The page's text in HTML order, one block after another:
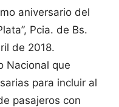
aniversario del
Pcia. de Bs.
de 2018.
Nacional que
para incluir al
pasajeros con